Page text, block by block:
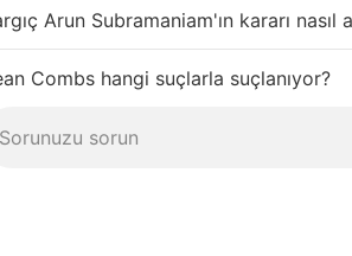
Arun Subramaniam'ın kararı nasıl
Combs hangi suçlarla suçlanıyor?